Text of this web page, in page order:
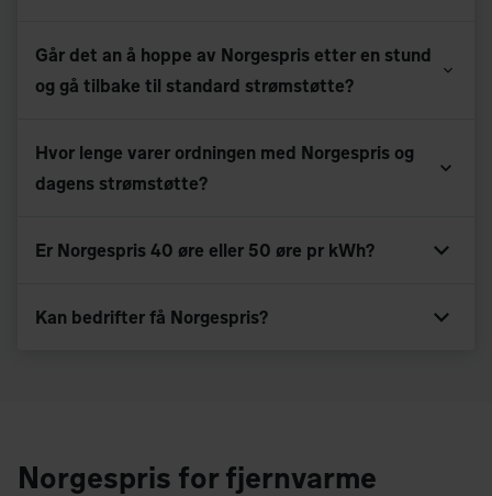
Går det an å hoppe av Norgespris etter en stund
og gå tilbake til standard strømstøtte?
Hvor lenge varer ordningen med Norgespris og
dagens strømstøtte?
Er Norgespris 40 øre eller 50 øre pr kWh?
Kan bedrifter få Norgespris?
Norgespris for fjernvarme